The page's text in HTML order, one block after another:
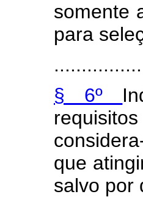
somente
para
§ 6º
que
salvo por